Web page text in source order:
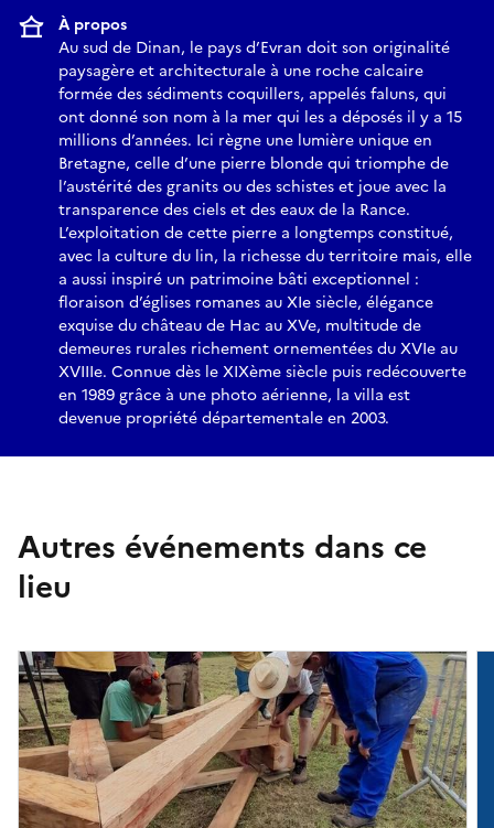
À propos
Au sud de Dinan, le pays d’Evran doit son originalité
paysagère et architecturale à une roche calcaire
formée des sédiments coquillers, appelés faluns, qui
ont donné son nom à la mer qui les a déposés il y a 15
millions d’années. Ici règne une lumière unique en
Bretagne, celle d’une pierre blonde qui triomphe de
l’austérité des granits ou des schistes et joue avec la
transparence des ciels et des eaux de la Rance.
L’exploitation de cette pierre a longtemps constitué,
avec la culture du lin, la richesse du territoire mais, elle
a aussi inspiré un patrimoine bâti exceptionnel :
floraison d’églises romanes au XIe siècle, élégance
exquise du château de Hac au XVe, multitude de
demeures rurales richement ornementées du XVIe au
XVIIIe. Connue dès le XIXème siècle puis redécouverte
en 1989 grâce à une photo aérienne, la villa est
devenue propriété départementale en 2003.
Autres événements dans ce
lieu